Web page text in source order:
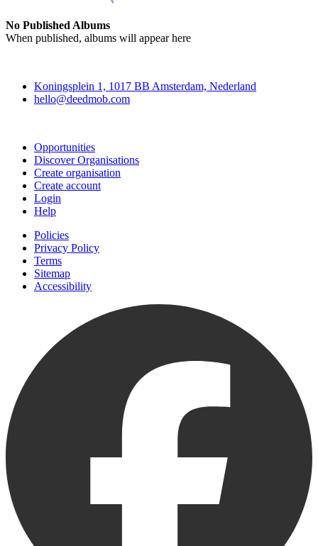
No Published Albums
When published, albums will appear here
Koningsplein 1, 1017 BB Amsterdam, Nederland
hello@deedmob.com
Opportunities
Discover Organisations
Create organisation
Create account
Login
Help
Policies
Privacy Policy
Terms
Sitemap
Accessibility